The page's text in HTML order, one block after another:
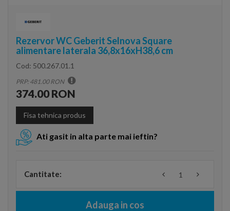
Rezervor WC Geberit Selnova Square
alimentare laterala 36,8x16xH38,6 cm
Cod: 500.267.01.1
PRP: 481.00 RON
374.00 RON
Fisa tehnica produs
Ati gasit in alta parte mai ieftin?
Cantitate:
Adauga in cos